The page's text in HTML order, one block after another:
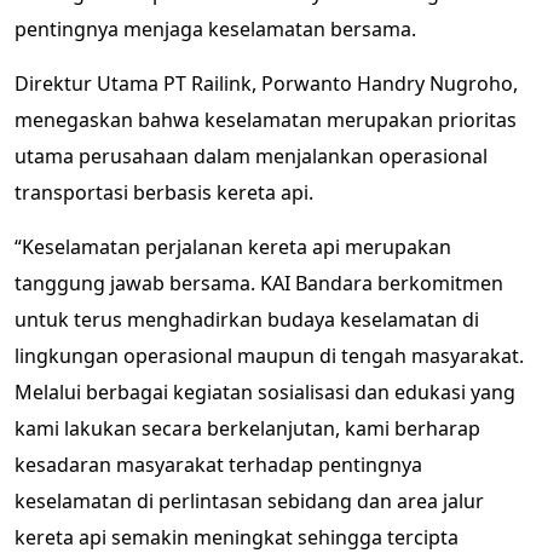
pentingnya menjaga keselamatan bersama.
Direktur Utama PT Railink, Porwanto Handry Nugroho,
menegaskan bahwa keselamatan merupakan prioritas
utama perusahaan dalam menjalankan operasional
transportasi berbasis kereta api.
“Keselamatan perjalanan kereta api merupakan
tanggung jawab bersama. KAI Bandara berkomitmen
untuk terus menghadirkan budaya keselamatan di
lingkungan operasional maupun di tengah masyarakat.
Melalui berbagai kegiatan sosialisasi dan edukasi yang
kami lakukan secara berkelanjutan, kami berharap
kesadaran masyarakat terhadap pentingnya
keselamatan di perlintasan sebidang dan area jalur
kereta api semakin meningkat sehingga tercipta